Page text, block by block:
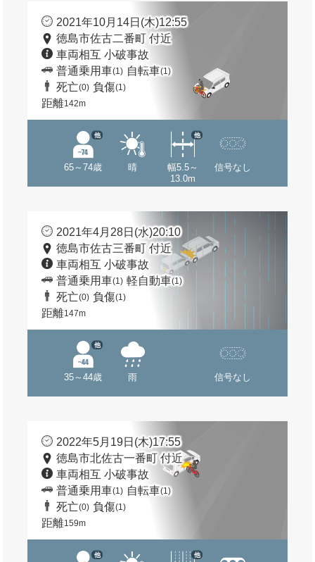
2021年10月14日(木)12:55
徳島市佐古二番町 付近
車両相互 小破事故
普通乗用車(1) 自転車(1)
死亡(0) 負傷(1)
距離142m
65～74歳
他
晴
幅5.5～
13.0m
他
信号なし
2021年4月28日(水)20:10
徳島市佐古三番町 付近
車両相互 小破事故
普通乗用車(1) 軽自動車(1)
死亡(0) 負傷(1)
距離147m
35～44歳
他
雨 信号なし
2022年5月19日(木)17:55
徳島市北佐古一番町 付近
車両相互 小破事故
普通乗用車(1) 自転車(1)
死亡(0) 負傷(1)
距離159m
他 他